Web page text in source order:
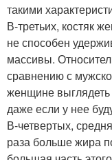
такими
В-третьих, костяк
не способен
массивы.
сравнению с
женщине
даже если у нее
В-четвертых,
раза больше жира